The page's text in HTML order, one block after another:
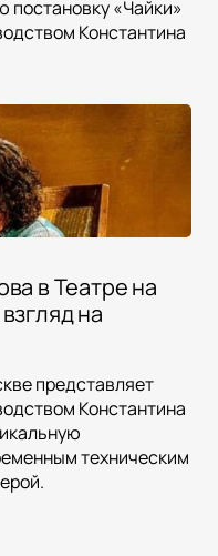
постановку «Чайки»
Константина
в Театре на
на
представляет
Константина
техническим